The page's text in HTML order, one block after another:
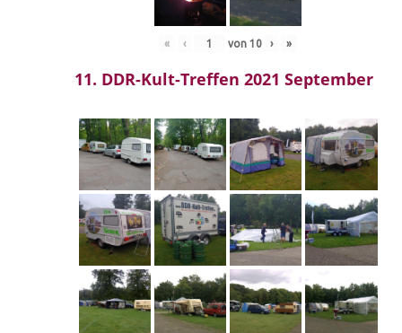
« ‹ von 10 › »
11. DDR-Kult-Treffen 2021 September